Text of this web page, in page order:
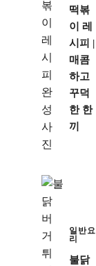
떡볶
이 레
시피 |
매콤
하고
꾸덕
한 한
끼
일반요
리
불닭